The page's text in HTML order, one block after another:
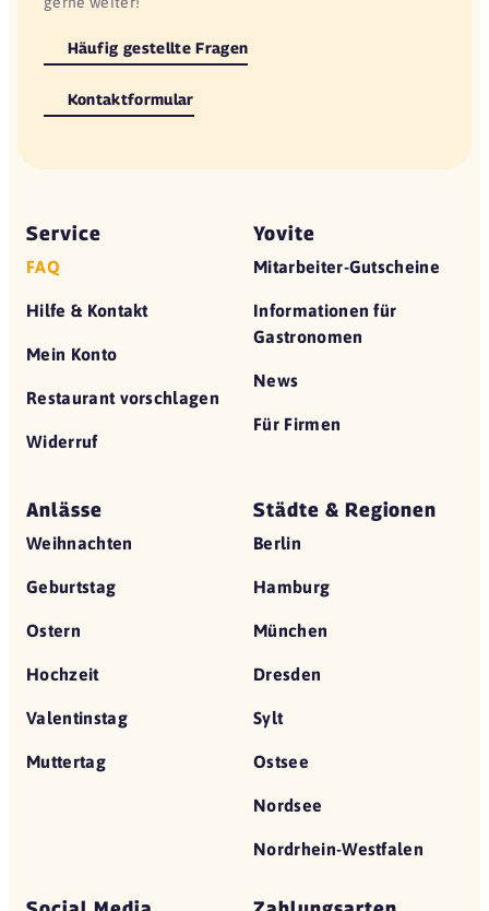
Häufig gestellte Fragen
Kontaktformular
Service
FAQ
Hilfe & Kontakt
Mein Konto
Restaurant vorschlagen
Widerruf
Yovite
Mitarbeiter-Gutscheine
Informationen für
Gastronomen
News
Für Firmen
Anlässe
Weihnachten
Geburtstag
Ostern
Hochzeit
Valentinstag
Muttertag
Städte & Regionen
Berlin
Hamburg
München
Dresden
Sylt
Ostsee
Nordsee
Nordrhein-Westfalen